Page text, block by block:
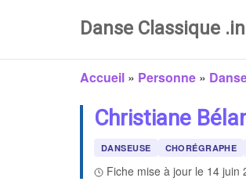
Danse Classique
Accueil » Personne »
Christiane
DANSEUSE CHORÉGRAPHE
Fiche mise à jour le 14 juin